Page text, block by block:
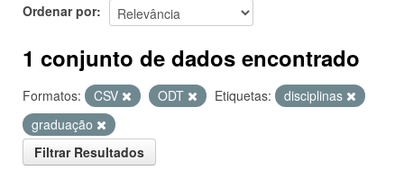
Ordenar por
1 conjunto de dados encontrado
Formatos: CSV ODT Etiquetas:
disciplinas
graduação
Filtrar Resultados